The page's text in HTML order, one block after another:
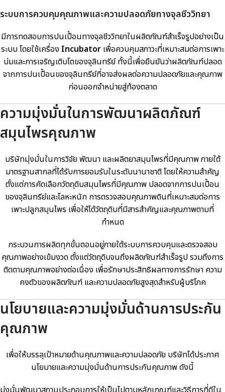
ระบบการควบคุมคุณภาพและความปลอดภัยทางจุลชีววิทยา
มีการทดสอบการปนเปื้อนทางจุลชีววิทยาในผลิตภัณฑ์สำเร็จรูปอย่างเป็น
ระบบ โดยใช้เครื่อง Incubator เพื่อควบคุมสภาวะที่เหมาะสมต่อการเพาะ
บ่มและการเจริญเติบโตของจุลินทรีย์ ทั้งนี้เพื่อยืนยันว่าผลิตภัณฑ์ปลอด
จากการปนเปื้อนของจุลินทรีย์ที่อาจส่งผลต่อความปลอดภัยและคุณภาพ
ก่อนออกจำหน่ายสู่ท้องตลาด
ความมุ่งมั่นในการพัฒนาผลิตภัณฑ์
สมุนไพรคุณภาพ
บริษัทมุ่งมั่นในการวิจัย พัฒนา และผลิตยาสมุนไพรที่มีคุณภาพ ภายใต้
มาตรฐานสากลที่ได้รับการยอมรับในระดับนานาชาติ โดยให้ความสำคัญ
ตั้งแต่การคัดเลือกวัตถุดิบสมุนไพรที่มีคุณภาพ ปลอดจากการปนเปื้อน
ของจุลินทรีย์และโลหะหนัก การตรวจสอบคุณภาพดินที่เหมาะสมต่อการ
เพาะปลูกสมุนไพร เพื่อให้ได้วัตถุดิบที่มีสารสำคัญและคุณภาพตามที่
กำหนด
กระบวนการผลิตทุกขั้นตอนอยู่ภายใต้ระบบการควบคุมและตรวจสอบ
คุณภาพอย่างเข้มงวด ตั้งแต่วัตถุดิบจนถึงผลิตภัณฑ์สำเร็จรูป รวมถึงการ
ติดตามคุณภาพอย่างต่อเนื่อง เพื่อรักษาประสิทธิผลทางการรักษา ความ
คงตัวของผลิตภัณฑ์ และความปลอดภัยสูงสุดสำหรับผู้บริโภค
นโยบายและความมุ่งมั่นด้านการประกัน
คุณภาพ
เพื่อให้บรรลุเป้าหมายด้านคุณภาพและความปลอดภัย บริษัทได้ประกาศ
นโยบายและความมุ่งมั่นด้านการประกันคุณภาพ ดังนี้